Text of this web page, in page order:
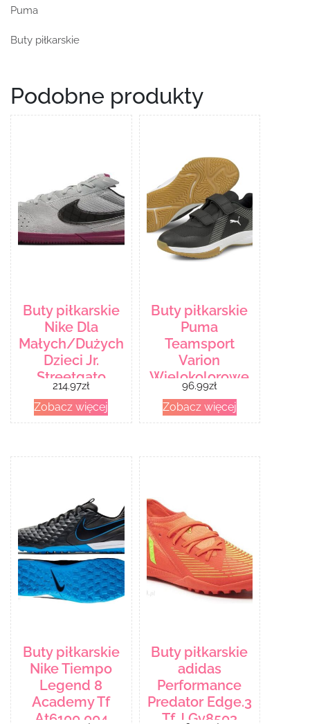
Puma
Buty piłkarskie
Podobne produkty
Buty piłkarskie
Nike Dla
Małych/Dużych
Dzieci Jr.
Streetgato
Szary
214.97zł
Zobacz więcej
Buty piłkarskie
Puma
Teamsport
Varion
Wielokolorowe
10658603
96.99zł
Zobacz więcej
Buty piłkarskie
Nike Tiempo
Legend 8
Academy Tf
At6100 004
Buty piłkarskie
adidas
Performance
Predator Edge.3
Tf J Gv8503